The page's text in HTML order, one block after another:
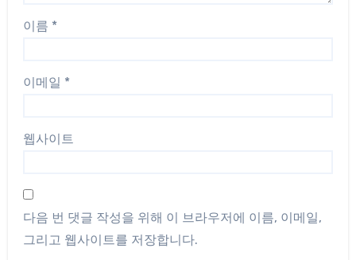
이름 *
이메일 *
웹사이트
다음 번 댓글 작성을 위해 이 브라우저에 이름, 이메일,
그리고 웹사이트를 저장합니다.